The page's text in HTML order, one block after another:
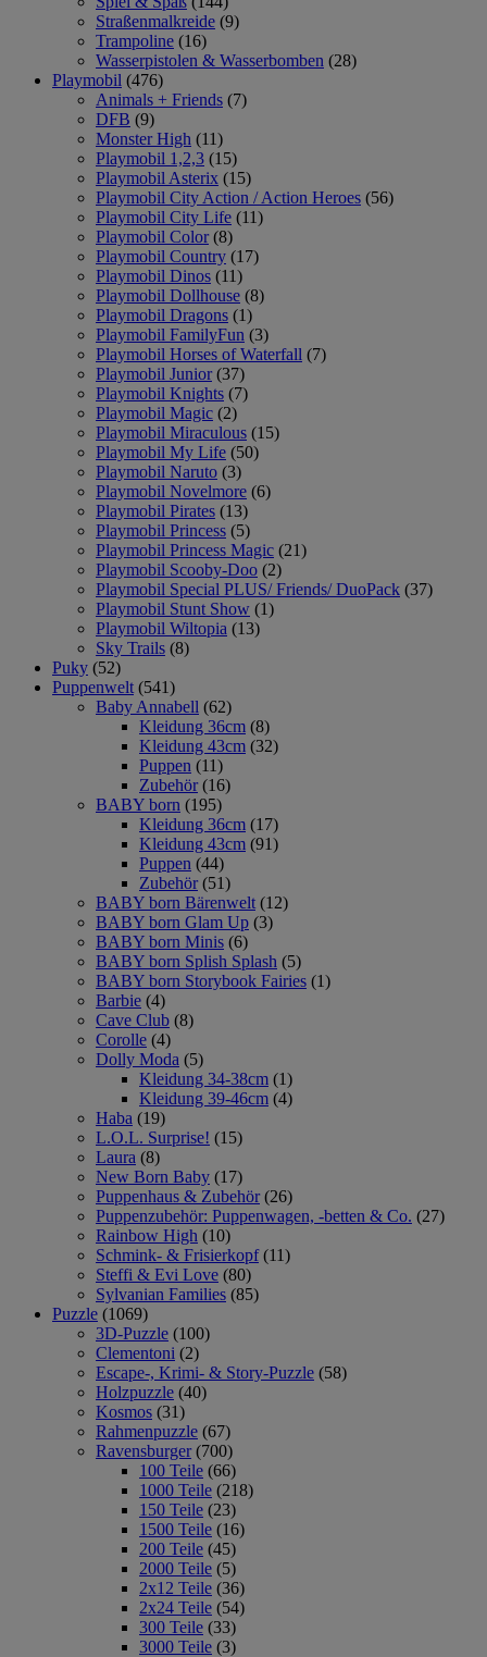
Straßenmalkreide (9)
Trampoline (16)
Wasserpistolen & Wasserbomben (28)
Playmobil (476)
Animals + Friends (7)
DFB (9)
Monster High (11)
Playmobil 1,2,3 (15)
Playmobil Asterix (15)
Playmobil City Action / Action Heroes (56)
Playmobil City Life (11)
Playmobil Color (8)
Playmobil Country (17)
Playmobil Dinos (11)
Playmobil Dollhouse (8)
Playmobil Dragons (1)
Playmobil FamilyFun (3)
Playmobil Horses of Waterfall (7)
Playmobil Junior (37)
Playmobil Knights (7)
Playmobil Magic (2)
Playmobil Miraculous (15)
Playmobil My Life (50)
Playmobil Naruto (3)
Playmobil Novelmore (6)
Playmobil Pirates (13)
Playmobil Princess (5)
Playmobil Princess Magic (21)
Playmobil Scooby-Doo (2)
Playmobil Special PLUS/ Friends/ DuoPack (37)
Playmobil Stunt Show (1)
Playmobil Wiltopia (13)
Sky Trails (8)
Puky (52)
Puppenwelt (541)
Baby Annabell (62)
Kleidung 36cm (8)
Kleidung 43cm (32)
Puppen (11)
Zubehör (16)
BABY born (195)
Kleidung 36cm (17)
Kleidung 43cm (91)
Puppen (44)
Zubehör (51)
BABY born Bärenwelt (12)
BABY born Glam Up (3)
BABY born Minis (6)
BABY born Splish Splash (5)
BABY born Storybook Fairies (1)
Barbie (4)
Cave Club (8)
Corolle (4)
Dolly Moda (5)
Kleidung 34-38cm (1)
Kleidung 39-46cm (4)
Haba (19)
L.O.L. Surprise! (15)
Laura (8)
New Born Baby (17)
Puppenhaus & Zubehör (26)
Puppenzubehör: Puppenwagen, -betten & Co. (27)
Rainbow High (10)
Schmink- & Frisierkopf (11)
Steffi & Evi Love (80)
Sylvanian Families (85)
Puzzle (1069)
3D-Puzzle (100)
Clementoni (2)
Escape-, Krimi- & Story-Puzzle (58)
Holzpuzzle (40)
Kosmos (31)
Rahmenpuzzle (67)
Ravensburger (700)
100 Teile (66)
1000 Teile (218)
150 Teile (23)
1500 Teile (16)
200 Teile (45)
2000 Teile (5)
2x12 Teile (36)
2x24 Teile (54)
300 Teile (33)
3000 Teile (3)